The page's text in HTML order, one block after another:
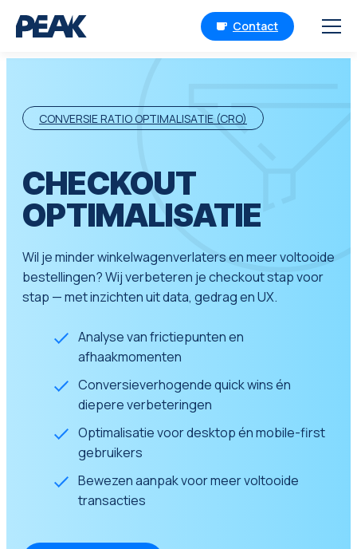
Contact
CONVERSIE RATIO OPTIMALISATIE (CRO)
CHECKOUT
OPTIMALISATIE
Wil je minder winkelwagenverlaters en meer voltooide
bestellingen? Wij verbeteren je checkout stap voor
stap — met inzichten uit data, gedrag en UX.
Analyse van frictiepunten en
afhaakmomenten
Conversieverhogende quick wins én
diepere verbeteringen
Optimalisatie voor desktop én mobile-first
gebruikers
Bewezen aanpak voor meer voltooide
transacties